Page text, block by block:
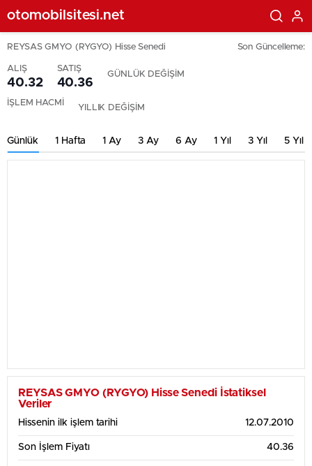
otomobilsitesi.net
REYSAS GMYO (RYGYO) Hisse Senedi Son Güncelleme:
ALIŞ
40.32
SATIŞ
40.36
GÜNLÜK DEĞİŞİM
İŞLEM HACMİ YILLIK DEĞİŞİM
Günlük 1 Hafta 1 Ay 3 Ay 6 Ay 1 Yıl 3 Yıl 5 Yıl
REYSAS GMYO (RYGYO) Hisse Senedi İstatiksel
Veriler
Hissenin ilk işlem tarihi 12.07.2010
Son İşlem Fiyatı 40.36